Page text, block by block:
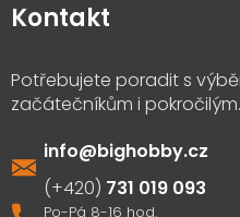
Kontakt
info@bighobby.cz
731 019 093